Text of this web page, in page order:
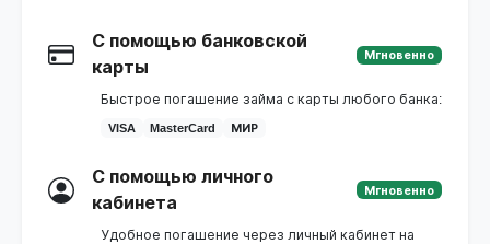
С помощью банковской
карты
Мгновенно
Быстрое погашение займа с карты любого банка:
VISA MasterCard МИР
С помощью личного
кабинета
Мгновенно
Удобное погашение через личный кабинет на